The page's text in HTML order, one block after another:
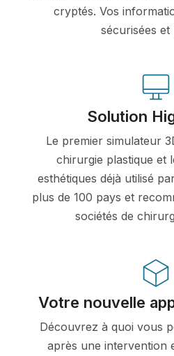
cryptés. Vos
sécurisées et
Solution
Le premier simulateur
chirurgie plastique et
esthétiques déjà utilisé
plus de 100 pays et
sociétés de
Votre nouvelle
Découvrez à quoi vous
après une intervention